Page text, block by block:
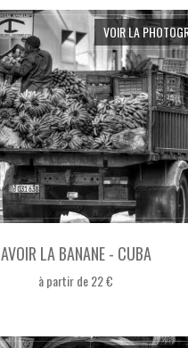
AVOIR LA BANANE - CUBA
à partir de 22 €
VOIR LA